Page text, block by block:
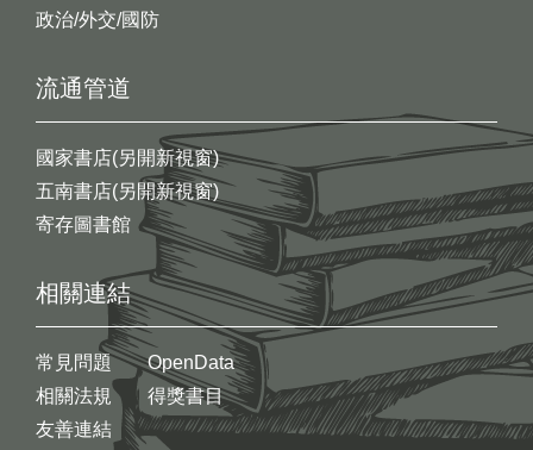
政治/外交/國防
流通管道
國家書店(另開新視窗)
五南書店(另開新視窗)
寄存圖書館
相關連結
常見問題
相關法規
友善連結
OpenData
得獎書目